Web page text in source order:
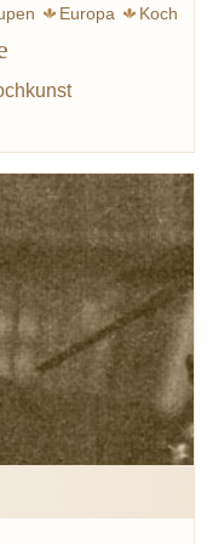
Europa
Koch
Proust Marcel